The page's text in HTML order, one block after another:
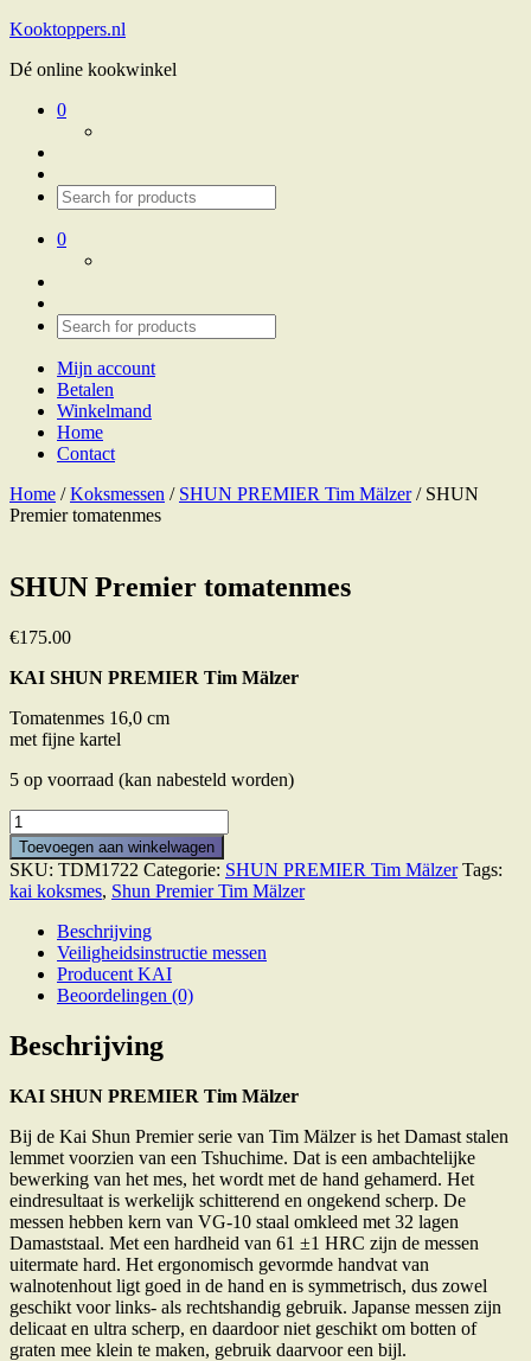
Kooktoppers.nl
Dé online kookwinkel
0
0
Mijn account
Betalen
Winkelmand
Home
Contact
Home /Koksmessen / SHUN PREMIER Tim Mälzer/ SHUN
Premier tomatenmes
SHUN Premier tomatenmes
€175.00
KAI SHUN PREMIER Tim Mälzer
Tomatenmes 16,0 cm
met fijne kartel
5 op voorraad (kan nabesteld worden)
SHUN
Premier
tomatenmes
aantal
Toevoegen aan winkelwagen
SKU: TDM1722 Categorie: SHUN PREMIER Tim Mälzer Tags:
kai koksmes, Shun Premier Tim Mälzer
Beschrijving
Veiligheidsinstructie messen
Producent KAI
Beoordelingen (0)
Beschrijving
KAI SHUN PREMIER Tim Mälzer
Bij de Kai Shun Premier serie van Tim Mälzer is het Damast stalen
lemmet voorzien van een Tshuchime. Dat is een ambachtelijke
bewerking van het mes, het wordt met de hand gehamerd. Het
eindresultaat is werkelijk schitterend en ongekend scherp. De
messen hebben kern van VG-10 staal omkleed met 32 lagen
Damaststaal. Met een hardheid van 61 ±1 HRC zijn de messen
uitermate hard. Het ergonomisch gevormde handvat van
walnotenhout ligt goed in de hand en is symmetrisch, dus zowel
geschikt voor links- als rechtshandig gebruik. Japanse messen zijn
delicaat en ultra scherp, en daardoor niet geschikt om botten of
graten mee klein te maken, gebruik daarvoor een bijl.